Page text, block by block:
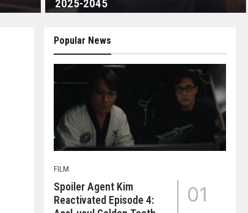
2025-2045
Popular News
FILM
Spoiler Agent Kim
Reactivated Episode 4:
01